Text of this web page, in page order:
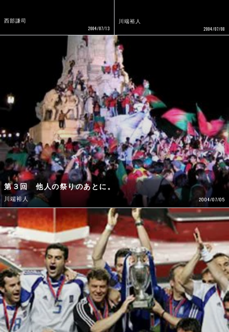
西部謙司
2004/07/13
川端裕人
2004/07/08
第３回 他人の祭りのあとに。
川端裕人 2004/07/05